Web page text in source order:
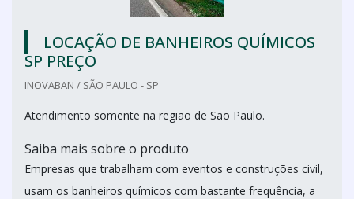
LOCAÇÃO DE BANHEIROS QUÍMICOS
SP PREÇO
INOVABAN / SÃO PAULO - SP
Atendimento somente na região de São Paulo.
Saiba mais sobre o produto
Empresas que trabalham com eventos e construções civil,
usam os banheiros químicos com bastante frequência, a